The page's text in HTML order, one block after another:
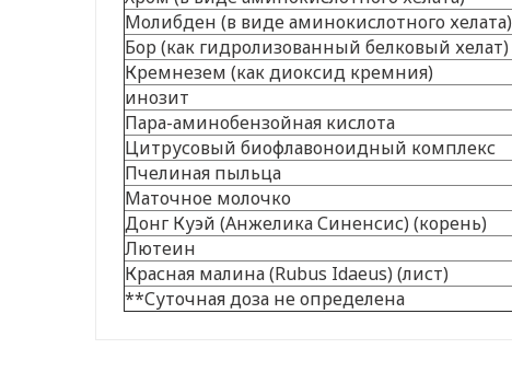
Молибден (в виде аминокислотного хелата)
Бор (как гидролизованный белковый хелат)
Кремнезем (как диоксид кремния)
инозит
Пара-аминобензойная кислота
Цитрусовый биофлавоноидный комплекс
Пчелиная пыльца
Маточное молочко
Донг Куэй (Анжелика Синенсис) (корень)
Лютеин
Красная малина (Rubus Idaeus) (лист)
**Суточная доза не определена